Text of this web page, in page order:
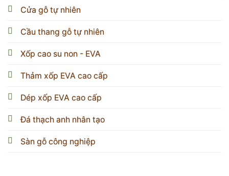
Cửa gỗ tự nhiên
Cầu thang gỗ tự nhiên
Xốp cao su non - EVA
Thảm xốp EVA cao cấp
Dép xốp EVA cao cấp
Đá thạch anh nhân tạo
Sàn gỗ công nghiệp